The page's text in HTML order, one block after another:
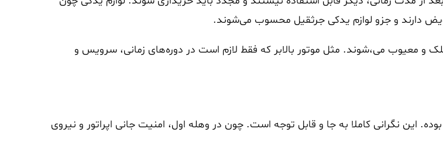
دارند و جزو لوازم یدکی جرثقیل محسوب می‌شوند.
و معیوب می،شوند. مثل موتور بالابر که فقط لازم است در دوره‌های زمانی، سرویس و
این نگرانی کاملا به جا و قابل توجه است. چون در وهله اول، امنیت جانی اپراتور و نیروی